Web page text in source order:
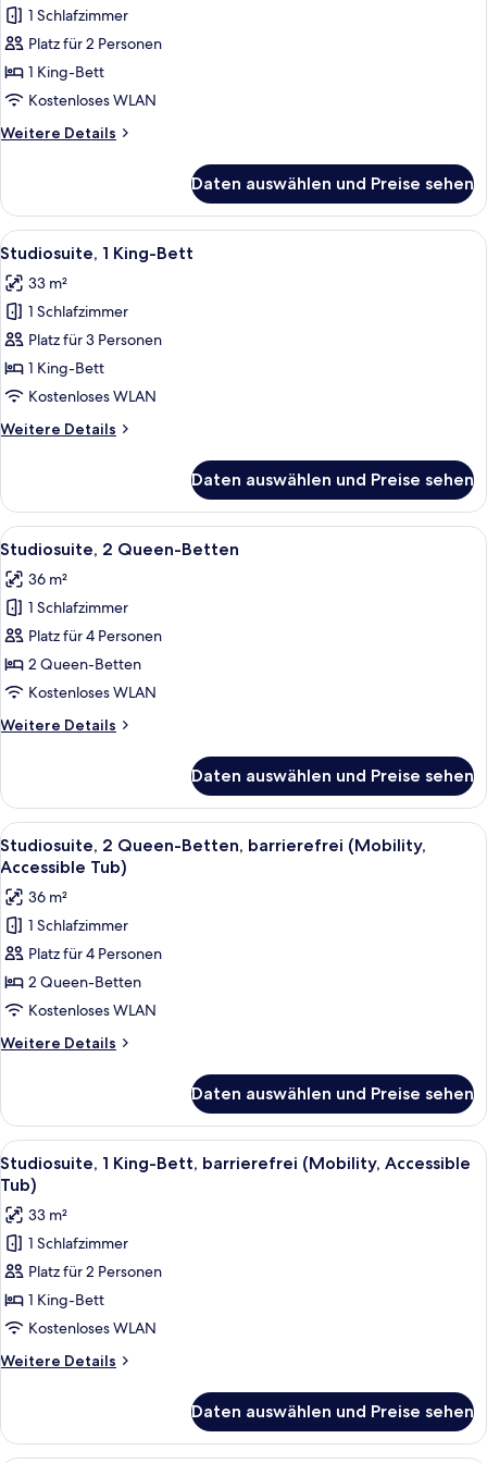
Studiosuite,
1 King-
Bett
anzeigen
1 Schlafzimmer
Platz für 2 Personen
1 King-Bett
Kostenloses WLAN
Weitere Details
Weitere
1 King-
Bett
Daten auswählen und Preise sehen
Alle
Fotos
für
Studiosuite,
1 King-
Bett
anzeigen
Ein Hotelzimmer mit einem großen
8
Studiosuite, 1 King-Bett
33 m²
1 Schlafzimmer
Platz für 3 Personen
1 King-Bett
Kostenloses WLAN
Weitere Details
Weitere
1 King-
Bett
Daten auswählen und Preise sehen
Alle
Fotos
für
Studiosuite,
2 Queen-
Betten
anzeigen
Eine kompakte Küche mit
5
Studiosuite, 2 Queen-Betten
36 m²
1 Schlafzimmer
Platz für 4 Personen
2 Queen-Betten
Kostenloses WLAN
Weitere Details
Weitere
2 Queen-
Betten
Daten auswählen und Preise sehen
Alle
Fotos
für
Studiosuite,
2 Queen-
Betten,
barrierefrei
(Mobility,
Accessible
Tub)
Eine kompakte Küche mit
6
Studiosuite, 2 Queen-Betten, barrierefrei (Mobility,
Accessible Tub)
36 m²
1 Schlafzimmer
Platz für 4 Personen
2 Queen-Betten
Kostenloses WLAN
Weitere Details
Weitere
2 Queen-
Betten,
barrierefrei
(Mobility,
Accessible
Tub)
Daten auswählen und Preise sehen
Alle
Fotos
für
Studiosuite,
1 King-
Bett,
barrierefrei
(Mobility,
Accessible
Tub)
Eine kompakte Küche mit
5
Studiosuite, 1 King-Bett, barrierefrei (Mobility, Accessible
Tub)
33 m²
1 Schlafzimmer
Platz für 2 Personen
1 King-Bett
Kostenloses WLAN
Weitere Details
Weitere
1 King-
Bett,
Daten auswählen und Preise sehen